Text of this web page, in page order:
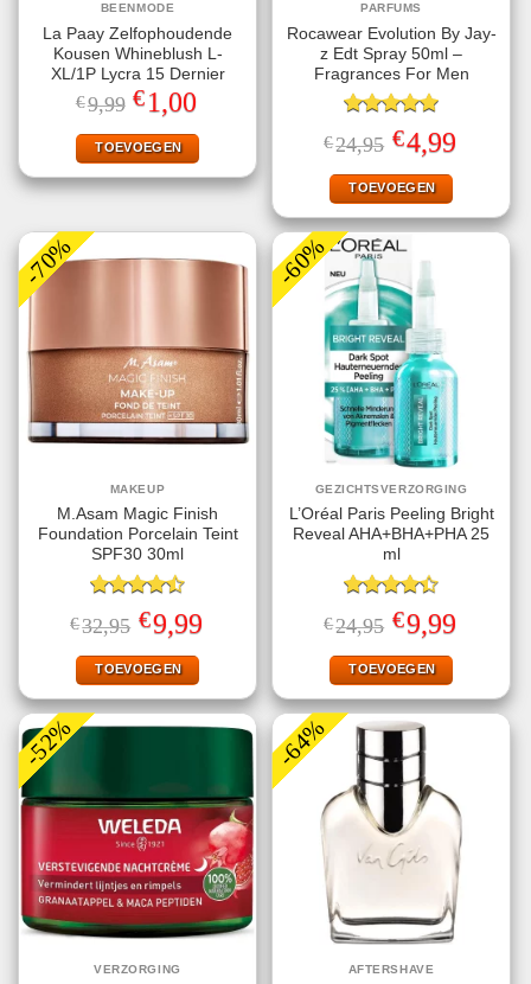
BEENMODE
La Paay Zelfophoudende
Kousen Whineblush L-
XL/1P Lycra 15 Dernier
€9,99 Oorspronkelijke
prijs
was:
€9,99.
€1,00
is:
€1,00.
TOEVOEGEN
PARFUMS
Rocawear Evolution By Jay-
z Edt Spray 50ml –
Fragrances For Men
Gewaardeerd
5.00uit 5
€24,95 Oorspronkelijke
prijs
was:
€24,95.
€4,99Huidige
prijs
TOEVOEGEN
-70%
MAKEUP
M.Asam Magic Finish
Foundation Porcelain Teint
SPF30 30ml
Gewaardeerd
4.50uit 5
€32,95 Oorspronkelijke
prijs
was:
€32,95.
€9,99Huidige
prijs
TOEVOEGEN
-60%
GEZICHTSVERZORGING
L’Oréal Paris Peeling Bright
Reveal AHA+BHA+PHA 25
ml
Gewaardeerd
4.40uit 5
€24,95 Oorspronkelijke
prijs
was:
€24,95.
€9,99Huidige
prijs
TOEVOEGEN
-52%
VERZORGING
-64%
AFTERSHAVE